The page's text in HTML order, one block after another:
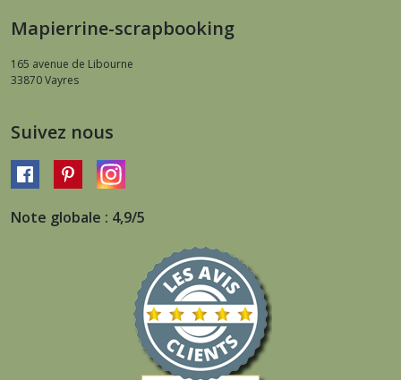
Mapierrine-scrapbooking
165 avenue de Libourne
33870Vayres
Suivez nous
Note globale : 4,9/5